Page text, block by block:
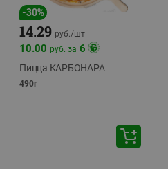
-30%
14.29 руб./шт
10.00 руб. за 6
Пицца КАРБОНАРА
490г